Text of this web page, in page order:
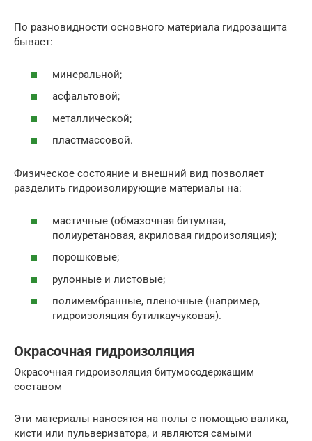
По разновидности основного материала гидрозащита
бывает:
минеральной;
асфальтовой;
металлической;
пластмассовой.
Физическое состояние и внешний вид позволяет
разделить гидроизолирующие материалы на:
мастичные (обмазочная битумная,
полиуретановая, акриловая гидроизоляция);
порошковые;
рулонные и листовые;
полимембранные, пленочные (например,
гидроизоляция бутилкаучуковая).
Окрасочная гидроизоляция
Окрасочная гидроизоляция битумосодержащим
составом
Эти материалы наносятся на полы с помощью валика,
кисти или пульверизатора, и являются самыми